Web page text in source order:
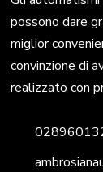
possono dare
miglior
convinzione di
realizzato con